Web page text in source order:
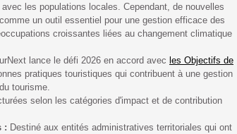
les populations locales. Cependant, de nouvelles
un outil essentiel pour une gestion efficace des
croissantes liées au changement climatique
lance le défi 2026 en accord avec les Objectifs de
pratiques touristiques qui contribuent à une gestion
tourisme.
selon les catégories d'impact et de contribution
: Destiné aux entités administratives territoriales qui ont